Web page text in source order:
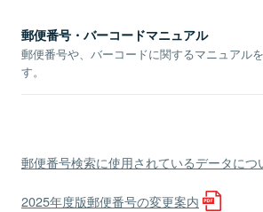
郵便番号・バーコードマニュアル
郵便番号や、バーコードに関するマニュアル
す。
郵便番号検索に使用されているデータにつ
2025年度版郵便番号の変更案内